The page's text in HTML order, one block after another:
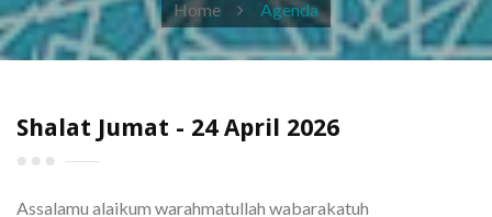
Home Agenda
Shalat Jumat - 24 April 2026
Assalamu alaikum warahmatullah wabarakatuh